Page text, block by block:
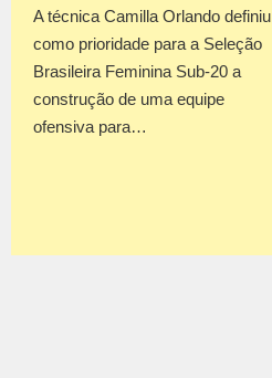
A técnica Camilla Orlando definiu
como prioridade para a Seleção
Brasileira Feminina Sub-20 a
construção de uma equipe
ofensiva para…